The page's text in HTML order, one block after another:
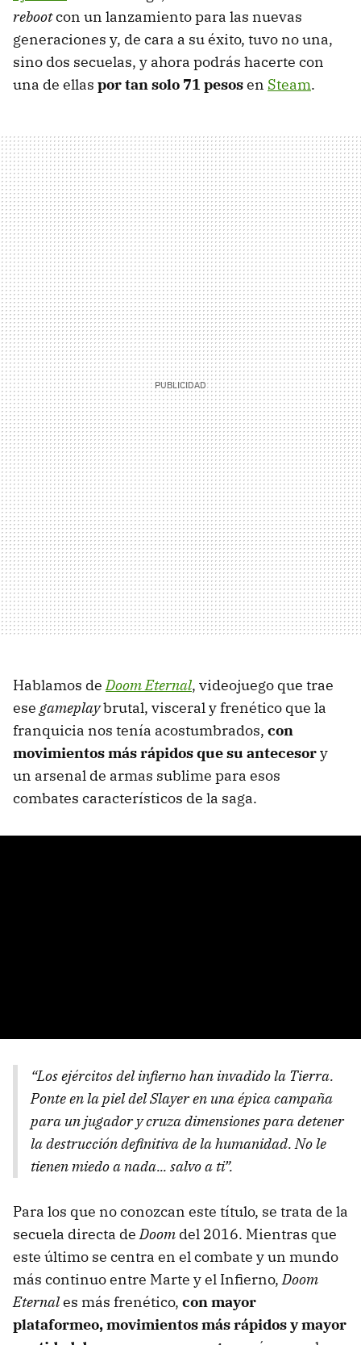
rebootcon un lanzamiento para las nuevas
generaciones y, de cara a su éxito, tuvo no una,
sino dos secuelas, y ahora podrás hacerte con
una de ellas por tan solo 71 pesosen Steam.
Hablamos deDoom Eternal, videojuego que trae
ese gameplaybrutal, visceral y frenético que la
franquicia nos tenía acostumbrados, con
movimientos más rápidos que su antecesory
un arsenal de armas sublime para esos
combates característicos de la saga.
“Los ejércitos del infierno han invadido la Tierra.
Ponte en la piel del Slayer en una épica campaña
para un jugador y cruza dimensiones para detener
la destrucción definitiva de la humanidad. No le
tienen miedo a nada... salvo a ti”.
Para los que no conozcan este título, se trata de la
secuela directa deDoom del 2016. Mientras que
este último se centra en el combate y un mundo
más continuo entre Marte y el Infierno,Doom
Eternales más frenético, con mayor
plataformeo, movimientos más rápidos y mayor